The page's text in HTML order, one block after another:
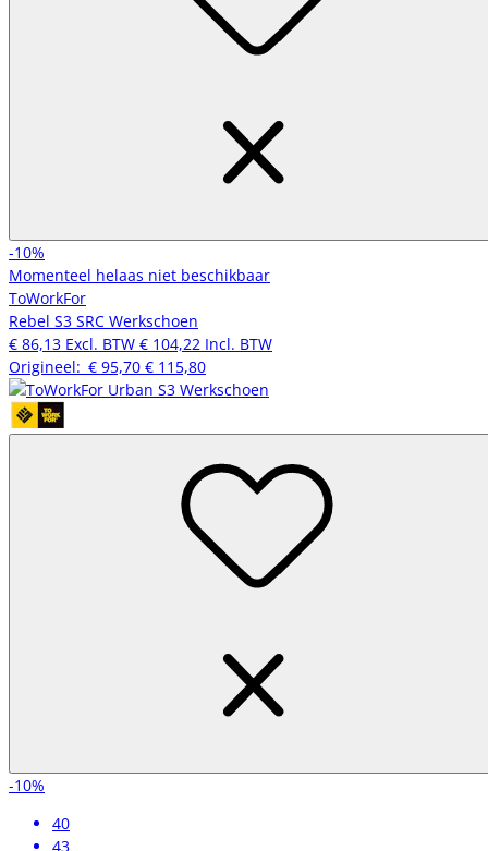
-10%
Momenteel helaas niet beschikbaar
ToWorkFor
Rebel S3 SRC Werkschoen
€ 86,13 Excl. BTW € 104,22 Incl. BTW
Origineel: € 95,70 € 115,80
-10%
40
43